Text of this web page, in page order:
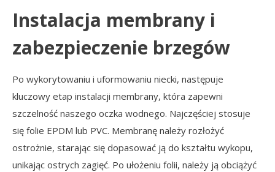
Instalacja membrany i
zabezpieczenie brzegów
Po wykorytowaniu i uformowaniu niecki, następuje
kluczowy etap instalacji membrany, która zapewni
szczelność naszego oczka wodnego. Najczęściej stosuje
się folie EPDM lub PVC. Membranę należy rozłożyć
ostrożnie, starając się dopasować ją do kształtu wykopu,
unikając ostrych zagięć. Po ułożeniu folii, należy ją obciążyć